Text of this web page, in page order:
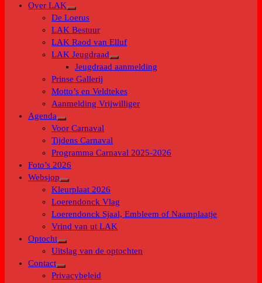
Over LAK
Toon
submenu
De Loerus
LAK Bestuur
LAK Raod van Elluf
LAK Jeugdraad
Toon
Jeugdraad aanmelding
Prinse Gallerij
Motto’s en Veldtekes
Aanmelding Vrijwilliger
Agenda
Toon
submenu
Voor Carnaval
Tijdens Carnaval
Programma Carnaval 2025-2026
Foto’s 2026
Websjop
Toon
submenu
Kleurplaat 2026
Loerendonck Vlag
Loerendonck Sjaal, Embleem of Naamplaatje
Vrind van ut LAK
Optocht
Toon
submenu
Uitslag van de optochten
Contact
Toon
Privacybeleid